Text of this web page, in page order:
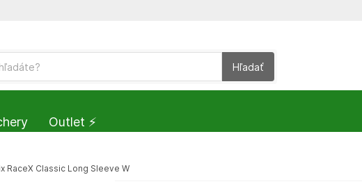
Hľadať
RaceX Classic Long Sleeve W
Outlet ⚡️